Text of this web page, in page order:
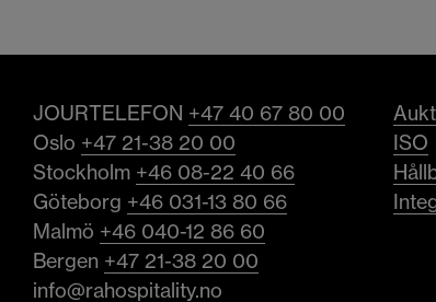
JOURTELEFON +47 40 67 80 00
Oslo +47 21-38 20 00
Stockholm +46 08-22 40 66
Göteborg +46 031-13 80 66
Malmö +46 040-12 86 60
Bergen +47 21-38 20 00
info@rahospitality.no
ISO